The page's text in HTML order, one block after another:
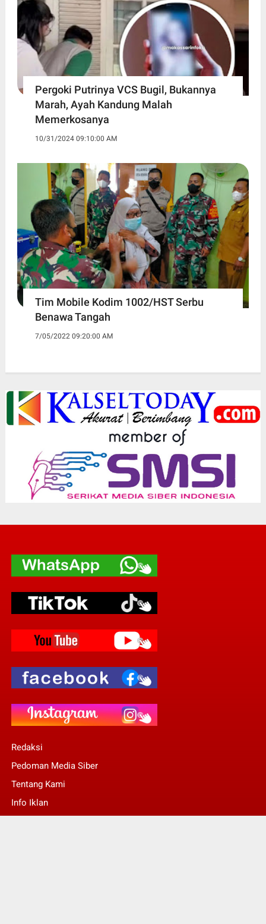
Pergoki Putrinya VCS Bugil, Bukannya
Marah, Ayah Kandung Malah
Memerkosanya
10/31/2024 09:10:00 AM
Tim Mobile Kodim 1002/HST Serbu
Benawa Tangah
7/05/2022 09:20:00 AM
Redaksi
Pedoman Media Siber
Tentang Kami
Info Iklan